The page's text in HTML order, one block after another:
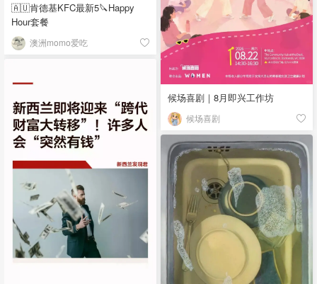
🇦🇺肯德基KFC最新5🔪Happy
Hour套餐
澳洲momo爱吃
候场喜剧｜8月即兴工作坊
候场喜剧